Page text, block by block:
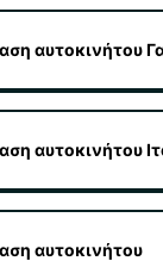
αυτοκινήτου
αυτοκινήτου
αυτοκινήτου